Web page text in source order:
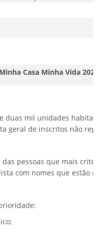
Casa Minha Vida 2025
mil unidades
geral de inscritos não
pessoas que mais
com nomes que estão no